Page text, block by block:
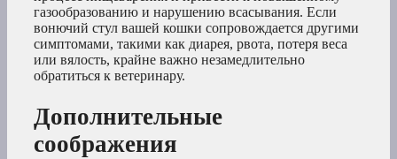
газообразованию и нарушению всасывания. Если
вонючий стул вашей кошки сопровождается другими
симптомами, такими как диарея, рвота, потеря веса
или вялость, крайне важно незамедлительно
обратиться к ветеринару.
Дополнительные
соображения